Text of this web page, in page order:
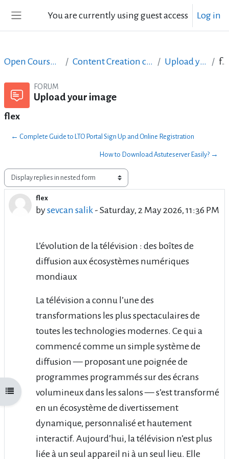
You are currently using guest access Log in
Open course index
Open Courses in English Content Creation course - June 2017 Upload your image flex
FORUM
Upload your image
flex
← Complete Guide to LTO Portal Sign Up and Online Registration
How to Download Astuteserver Easily? →
Display mode
flex
bysevcan salik - Saturday, 2 May 2026, 11:36 PM
Number of replies: 0
L’évolution de la télévision : des boîtes de
diffusion aux écosystèmes numériques
mondiaux
La télévision a connu l’une des
transformations les plus spectaculaires de
toutes les technologies modernes. Ce qui a
commencé comme un simple système de
diffusion — proposant une poignée de
programmes programmés sur des écrans
volumineux dans les salons — s’est transformé
en un écosystème de divertissement
dynamique, personnalisé et hautement
interactif. Aujourd’hui, la télévision n’est plus
liée à un seul appareil ni à un seul lieu. Elle